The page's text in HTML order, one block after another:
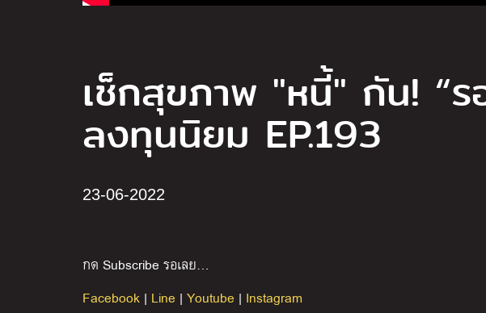
เช็กสุขภาพ "หนี้" กัน! “ร
ลงทุนนิยม EP.193
23-06-2022
กด Subscribe รอเลย…
Facebook | Line | Youtube | Instagram